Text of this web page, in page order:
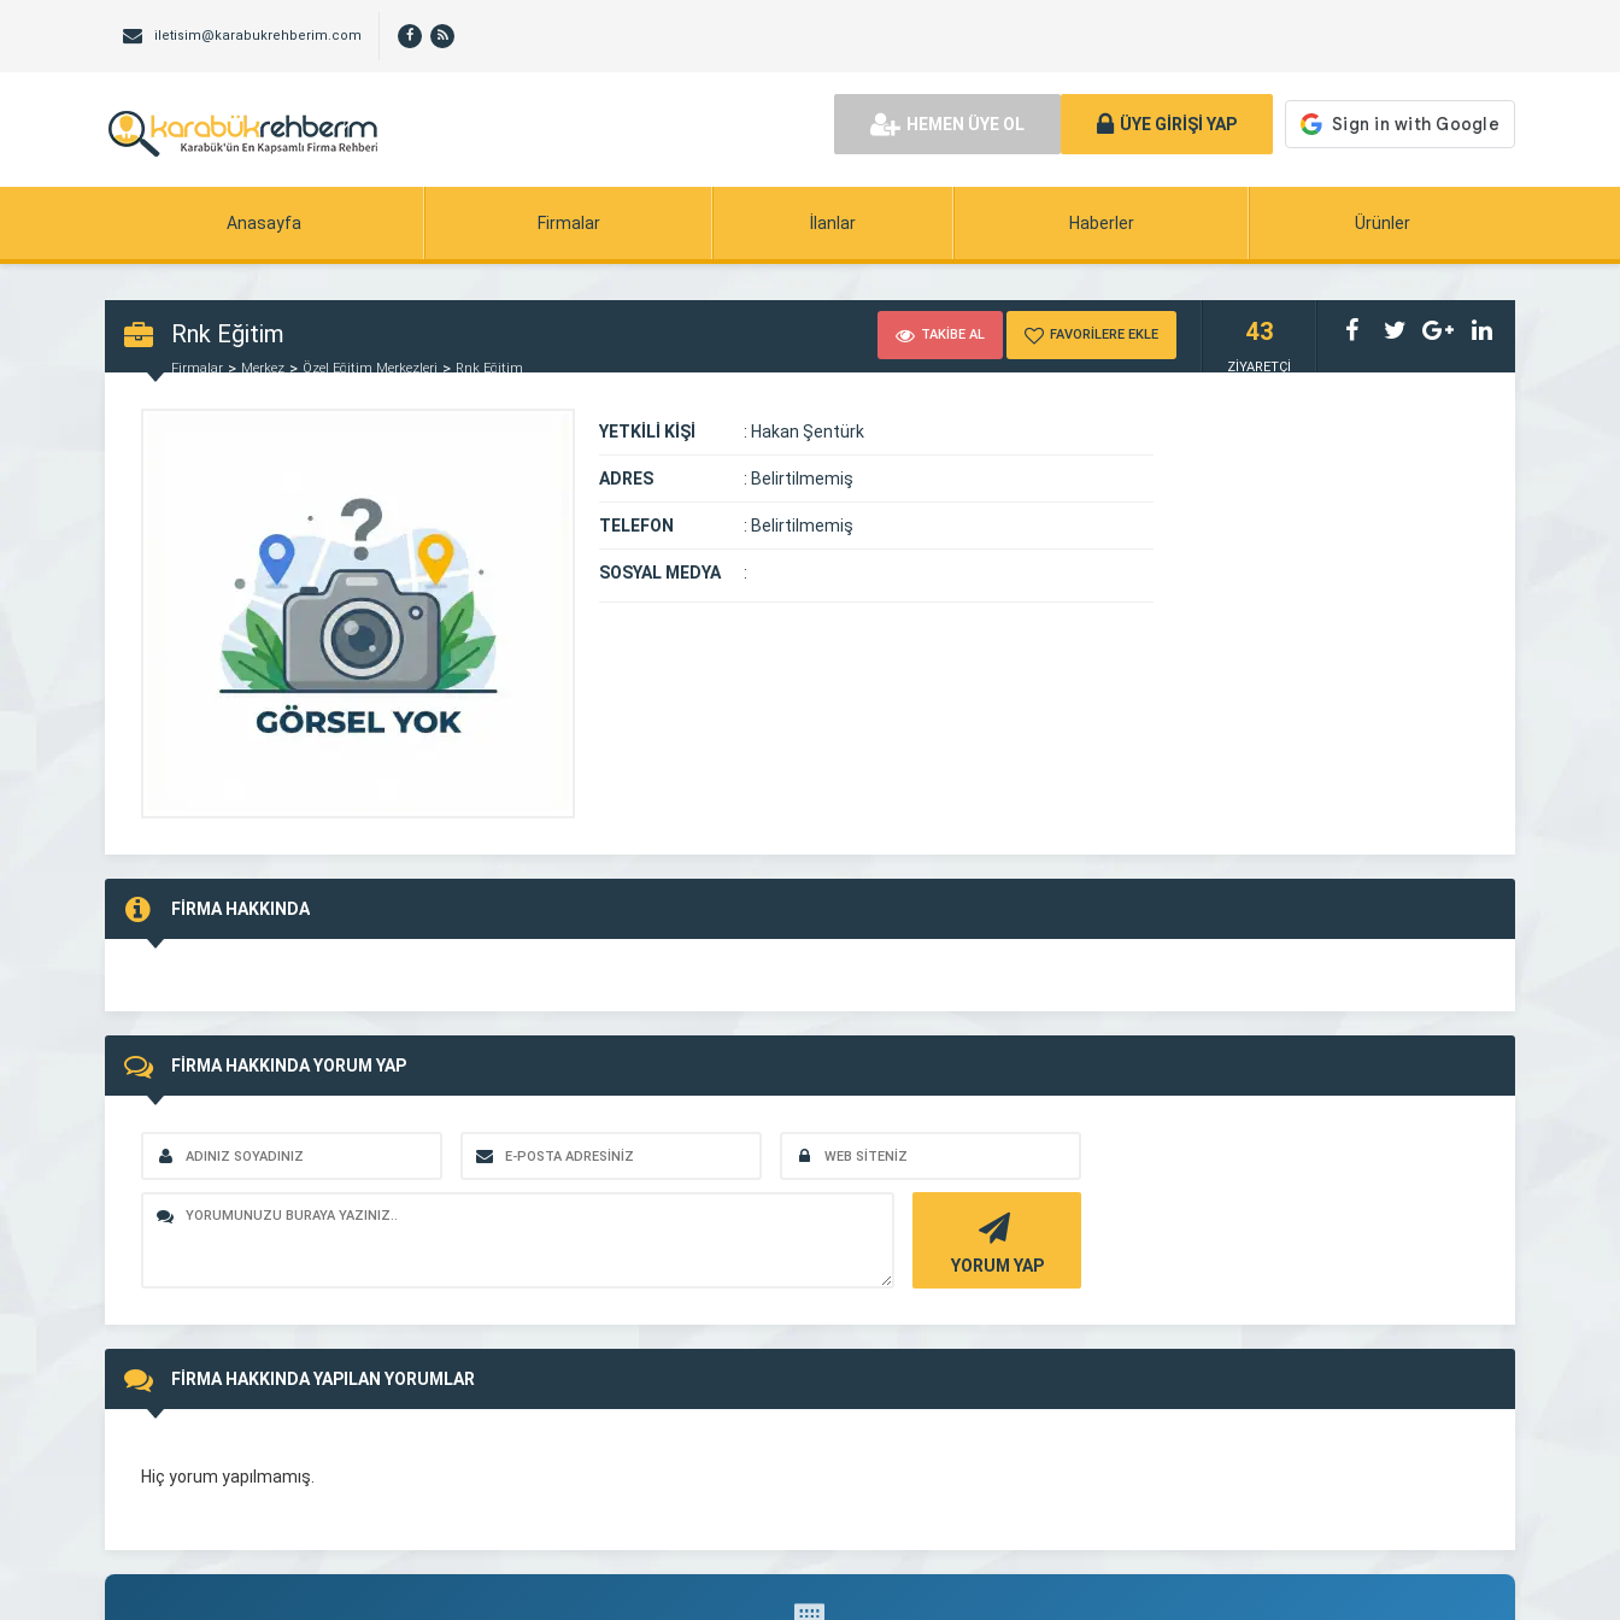
iletisim@karabukrehberim.com
HEMEN ÜYE OL ÜYE GİRİŞİ YAP
Anasayfa Firmalar İlanlar Haberler Ürünler
Rnk Eğitim
Firmalar Merkez Özel Eğitim Merkezleri Rnk Eğitim
TAKİBE AL FAVORİLERE EKLE 43
ZİYARETÇİ
YETKİLİ KİŞİ : Hakan Şentürk
ADRES : Belirtilmemiş
TELEFON : Belirtilmemiş
SOSYAL MEDYA :
FİRMA HAKKINDA
FİRMA HAKKINDA YORUM YAP
YORUM YAP
FİRMA HAKKINDA YAPILAN YORUMLAR
Hiç yorum yapılmamış.